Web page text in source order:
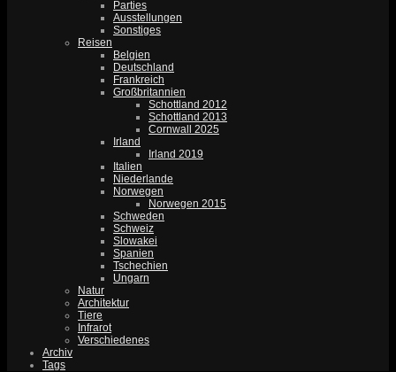
Parties
Ausstellungen
Sonstiges
Reisen
Belgien
Deutschland
Frankreich
Großbritannien
Schottland 2012
Schottland 2013
Cornwall 2025
Irland
Irland 2019
Italien
Niederlande
Norwegen
Norwegen 2015
Schweden
Schweiz
Slowakei
Spanien
Tschechien
Ungarn
Natur
Architektur
Tiere
Infrarot
Verschiedenes
Archiv
Tags